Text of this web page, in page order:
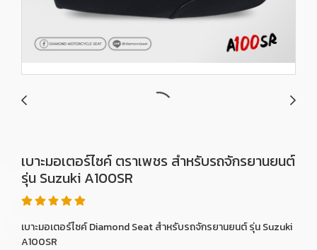
เบาะมอเตอร์ไซค์ ตราเพชร สำหรับรถจักรยานยนต์
รุ่น Suzuki A100SR
เบาะมอเตอร์ไซค์ Diamond Seat สำหรับรถจักรยานยนต์ รุ่น Suzuki
A100SR